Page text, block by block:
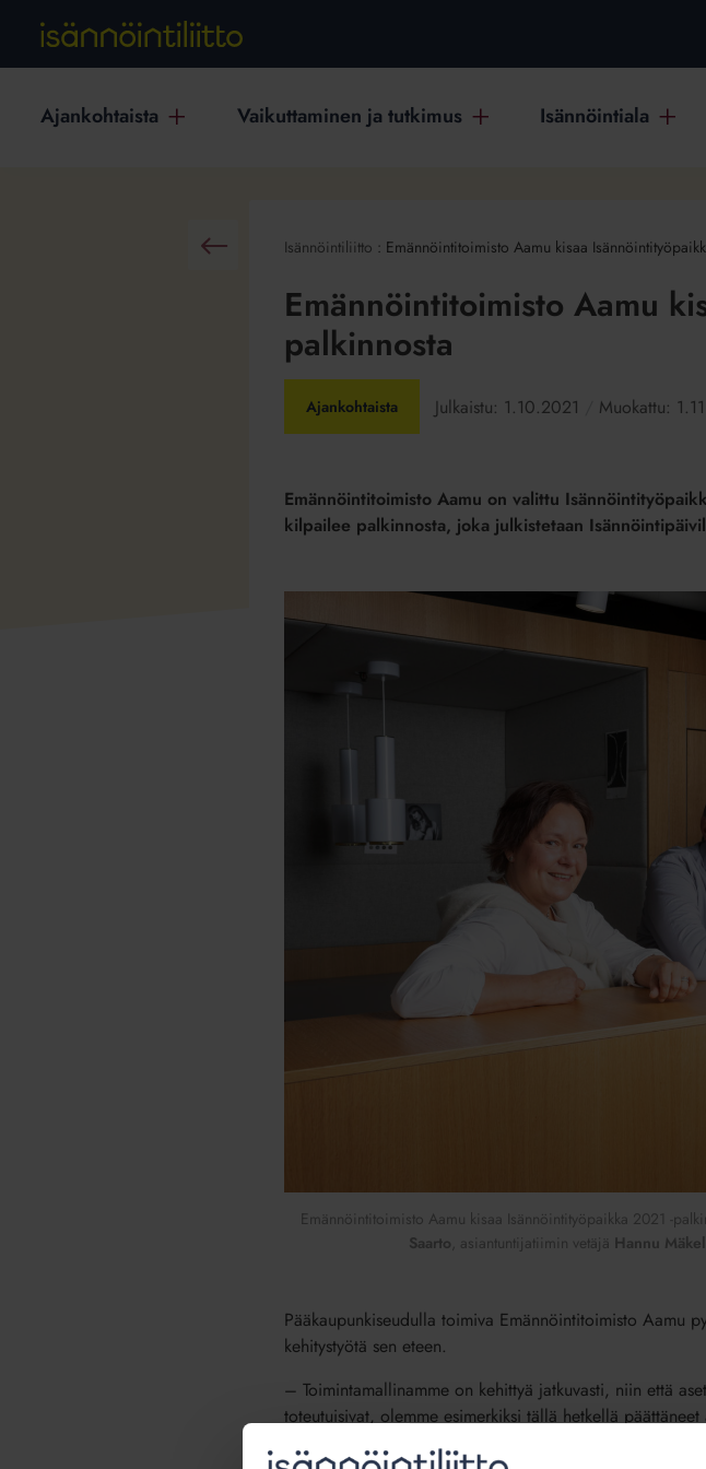
Ajankohtaista Vaikuttaminen ja tutkimus Isännöintiala
Takaisin Isännöintiliitto : Emännöintitoimisto Aamu kisaa
Emännöintitoimisto Aamu
palkinnosta
Ajankohtaista Julkaistu: 1.10.2021 Muokattu:
Emännöintitoimisto Aamu on valittu
kilpailee palkinnosta, joka julkistetaan
Emännöintitoimisto Aamu kisaa Isännöintityöpaikka 2021 -
Saarto , asiantuntijatiimin vetäjä Hannu
Pääkaupunkiseudulla toimiva Emännöintitoimisto Aamu
kehitystyötä sen eteen.
– Toimintamallinamme on kehittyä jatkuvasti, niin että
toteutuisivat, olemme esimerkiksi tällä hetkellä
Jussi Laukkanen